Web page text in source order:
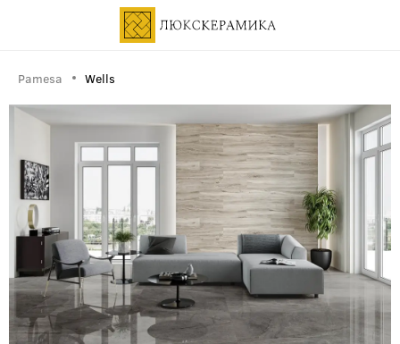
Pamesa Wells